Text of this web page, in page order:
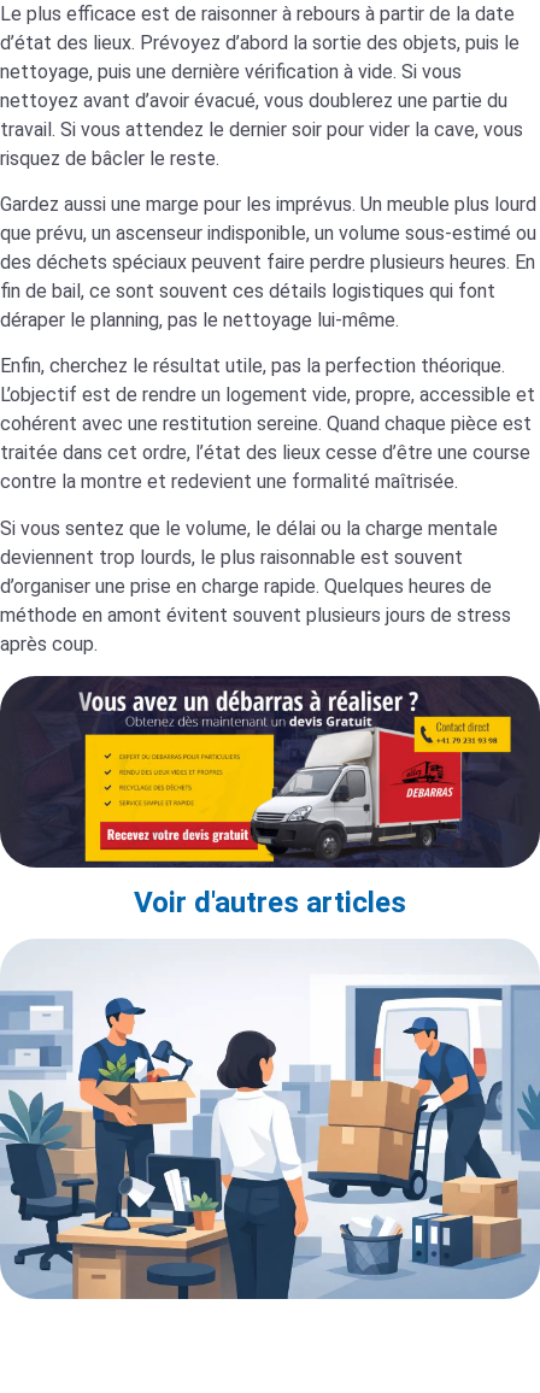
Le plus efficace est de raisonner à rebours à partir de la date
d’état des lieux. Prévoyez d’abord la sortie des objets, puis le
nettoyage, puis une dernière vérification à vide. Si vous
nettoyez avant d’avoir évacué, vous doublerez une partie du
travail. Si vous attendez le dernier soir pour vider la cave, vous
risquez de bâcler le reste.
Gardez aussi une marge pour les imprévus. Un meuble plus lourd
que prévu, un ascenseur indisponible, un volume sous-estimé ou
des déchets spéciaux peuvent faire perdre plusieurs heures. En
fin de bail, ce sont souvent ces détails logistiques qui font
déraper le planning, pas le nettoyage lui-même.
Enfin, cherchez le résultat utile, pas la perfection théorique.
L’objectif est de rendre un logement vide, propre, accessible et
cohérent avec une restitution sereine. Quand chaque pièce est
traitée dans cet ordre, l’état des lieux cesse d’être une course
contre la montre et redevient une formalité maîtrisée.
Si vous sentez que le volume, le délai ou la charge mentale
deviennent trop lourds, le plus raisonnable est souvent
d’organiser une prise en charge rapide. Quelques heures de
méthode en amont évitent souvent plusieurs jours de stress
après coup.
Voir d'autres articles